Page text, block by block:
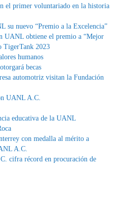
el primer voluntariado en la historia
su nuevo “Premio a la Excelencia”
UANL obtiene el premio a “Mejor
TigerTank 2023
humanos
becas
automotriz visitan la Fundación
UANL A.C.
educativa de la UANL
con medalla al mérito a
A.C.
cifra récord en procuración de